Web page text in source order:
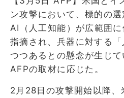
ン攻撃において、標的の
AI（人工知能）が広範囲
指摘され、兵器に対する
つつあるとの懸念が生じて
AFPの取材に応じた。
2月28日の攻撃開始以降、